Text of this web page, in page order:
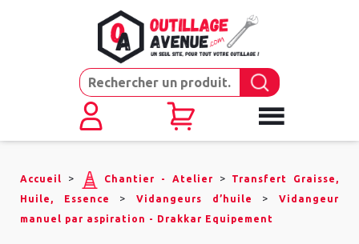
Accueil > Chantier - Atelier >
Transfert Graisse,
Huile, Essence
>Vidangeurs d’huile >Vidangeur
manuel par aspiration - Drakkar Equipement